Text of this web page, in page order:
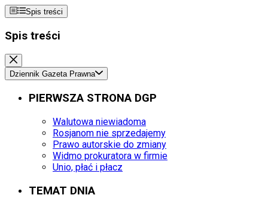
Spis treści
Spis treści
Dziennik Gazeta Prawna
PIERWSZA STRONA DGP
Walutowa niewiadoma
Rosjanom nie sprzedajemy
Prawo autorskie do zmiany
Widmo prokuratora w firmie
Unio, płać i płacz
TEMAT DNIA